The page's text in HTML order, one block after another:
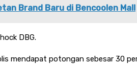
Brand Baru di Bencoolen Mall
DBG.
mendapat potongan sebesar 30